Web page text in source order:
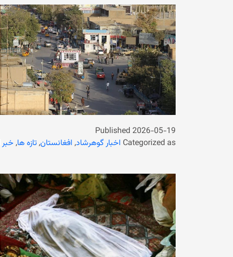
Published 2026-05-19
Categorized as اخبار گوهرشاد, افغانستان,تازه ها, خبر